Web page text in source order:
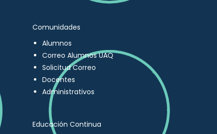
Comunidades
Alumnos
Correo Alumnos UAQ
Solicitud Correo
Docentes
Administrativos
Educación Continua